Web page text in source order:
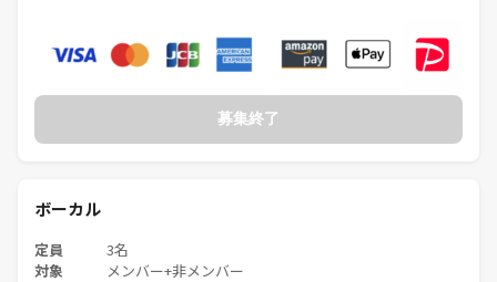
募集終了
ボーカル
定員 3名
対象
メンバー+非メンバー